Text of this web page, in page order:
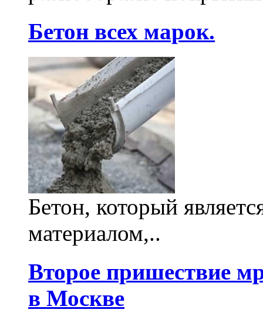
Бетон всех марок.
Бетон, который
материалом,..
Второе пришествие
в Москве